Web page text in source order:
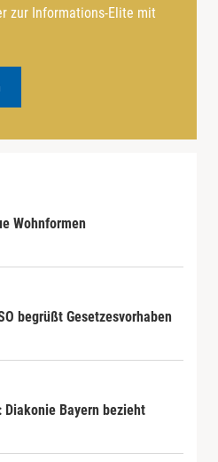
zur Informations-Elite mit
Wohnformen
begrüßt Gesetzesvorhaben
Diakonie Bayern bezieht